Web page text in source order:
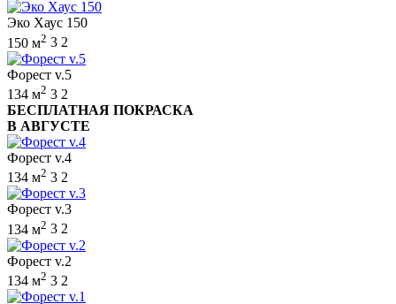
Эко Хаус 150
150 м2 3 2
Форест v.5
134 м2 3 2
БЕСПЛАТНАЯ ПОКРАСКА
В АВГУСТЕ
Форест v.4
134 м2 3 2
Форест v.3
134 м2 3 2
Форест v.2
134 м2 3 2